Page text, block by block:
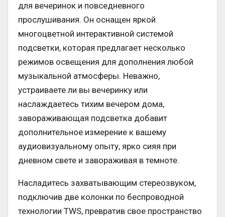
для вечеринок и повседневного
прослушивания. Он оснащен яркой
многоцветной интерактивной системой
подсветки, которая предлагает несколько
режимов освещения для дополнения любой
музыкальной атмосферы. Неважно,
устраиваете ли вы вечеринку или
наслаждаетесь тихим вечером дома,
завораживающая подсветка добавит
дополнительное измерение к вашему
аудиовизуальному опыту, ярко сияя при
дневном свете и завораживая в темноте.
Насладитесь захватывающим стереозвуком,
подключив две колонки по беспроводной
технологии TWS, превратив свое пространство